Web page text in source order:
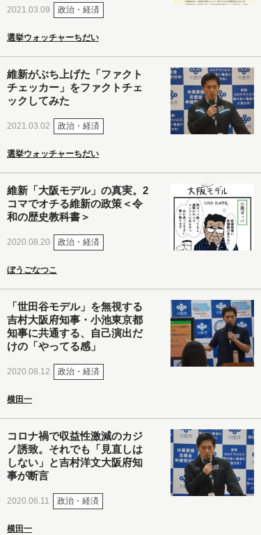
2021.03.09 政治・経済
選挙ウォッチャーちだい
維新がぶち上げた「ファクト
チェッカー」をファクトチェ
ックしてみた
2021.03.02 政治・経済
選挙ウォッチャーちだい
維新「大阪モデル」の真実。2
コマでオチる維新の政策＜令
和の歴史教科書＞
2020.08.20 政治・経済
ぼうごなつこ
「世田谷モデル」を無視する
吉村大阪府知事・小池東京都
知事に共通する、自己演出だ
けの「やってる感」
2020.08.12 政治・経済
横田一
コロナ禍で収益性激減のカジ
ノ誘致。それでも「見直しは
しない」と吉村洋文大阪府知
事が断言
2020.06.11 政治・経済
横田一